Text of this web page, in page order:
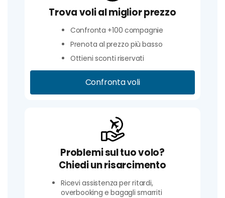
Trova voli al miglior prezzo
Confronta +100 compagnie
Prenota al prezzo più basso
Ottieni sconti riservati
Confronta voli
Problemi sul tuo volo?
Chiedi un risarcimento
Ricevi assistenza per ritardi,
overbooking e bagagli smarriti